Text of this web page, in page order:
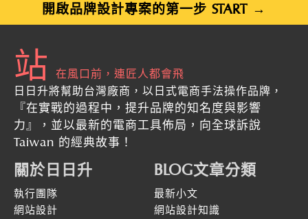
開啟品牌設計專案的第一步 START →
站
在風口前，連匠人都會飛
日日升將幫助台灣廠商，以日式電商手法操作品牌，
『在實戰的過程中，提升品牌的知名度與影響
力』
，並以最新的電商工具佈局，向全球訴說
Taiwan 的經典故事！
關於日日升
執行團隊
網站設計
BLOG文章分類
最新小文
網站設計知識